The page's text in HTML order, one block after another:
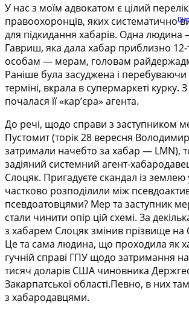
У нас з моїм адвокатом є цілий перелік
правоохоронців, яких систематично
для підкидання хабарів. Одна людина
Гавриш, яка дала хабар приблизно
особам — мерам, головам
Раніше була засуджена і
терміні, вкрала в супермаркеті курку.
почалася її «кар’єра» агента.
До речі, щодо справи з заступником
Пустомит (торік 28 вересня
затримали начебто за хабар — LMN),
задіяний системний агент-
Слоцяк. Пригадуєте скандал із землею
частково розподілили між
псевдоатовцями? Мер та заступник
стали чинити опір цій схемі. За
з хабарем Слоцяк змінив прізвище на
Це та сама людина, що проходила як
гучній справі ГПУ щодо затримання
тисяч доларів США чиновника
Закарпатської області.Певно, в них
з хабародавцями.